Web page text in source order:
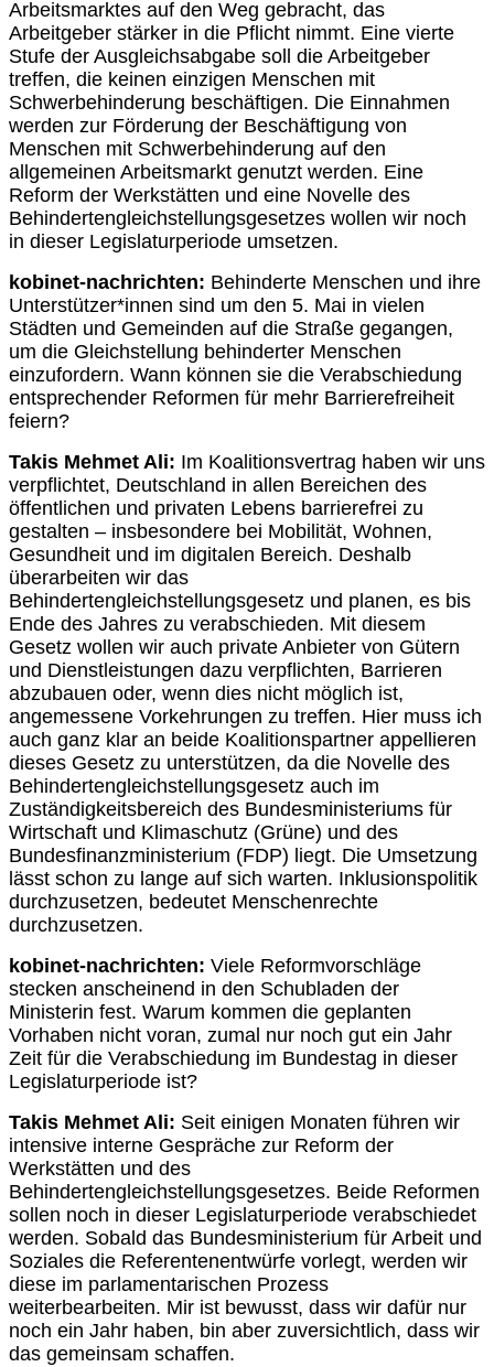
Arbeitsmarktes auf den Weg gebracht, das
Arbeitgeber stärker in die Pflicht nimmt. Eine vierte
Stufe der Ausgleichsabgabe soll die Arbeitgeber
treffen, die keinen einzigen Menschen mit
Schwerbehinderung beschäftigen. Die Einnahmen
werden zur Förderung der Beschäftigung von
Menschen mit Schwerbehinderung auf den
allgemeinen Arbeitsmarkt genutzt werden. Eine
Reform der Werkstätten und eine Novelle des
Behindertengleichstellungsgesetzes wollen wir noch
in dieser Legislaturperiode umsetzen.
kobinet-nachrichten: Behinderte Menschen und ihre
Unterstützer*innen sind um den 5. Mai in vielen
Städten und Gemeinden auf die Straße gegangen,
um die Gleichstellung behinderter Menschen
einzufordern. Wann können sie die Verabschiedung
entsprechender Reformen für mehr Barrierefreiheit
feiern?
Takis Mehmet Ali: Im Koalitionsvertrag haben wir uns
verpflichtet, Deutschland in allen Bereichen des
öffentlichen und privaten Lebens barrierefrei zu
gestalten – insbesondere bei Mobilität, Wohnen,
Gesundheit und im digitalen Bereich. Deshalb
überarbeiten wir das
Behindertengleichstellungsgesetz und planen, es bis
Ende des Jahres zu verabschieden. Mit diesem
Gesetz wollen wir auch private Anbieter von Gütern
und Dienstleistungen dazu verpflichten, Barrieren
abzubauen oder, wenn dies nicht möglich ist,
angemessene Vorkehrungen zu treffen. Hier muss ich
auch ganz klar an beide Koalitionspartner appellieren
dieses Gesetz zu unterstützen, da die Novelle des
Behindertengleichstellungsgesetz auch im
Zuständigkeitsbereich des Bundesministeriums für
Wirtschaft und Klimaschutz (Grüne) und des
Bundesfinanzministerium (FDP) liegt. Die Umsetzung
lässt schon zu lange auf sich warten. Inklusionspolitik
durchzusetzen, bedeutet Menschenrechte
durchzusetzen.
kobinet-nachrichten: Viele Reformvorschläge
stecken anscheinend in den Schubladen der
Ministerin fest. Warum kommen die geplanten
Vorhaben nicht voran, zumal nur noch gut ein Jahr
Zeit für die Verabschiedung im Bundestag in dieser
Legislaturperiode ist?
Takis Mehmet Ali: Seit einigen Monaten führen wir
intensive interne Gespräche zur Reform der
Werkstätten und des
Behindertengleichstellungsgesetzes. Beide Reformen
sollen noch in dieser Legislaturperiode verabschiedet
werden. Sobald das Bundesministerium für Arbeit und
Soziales die Referentenentwürfe vorlegt, werden wir
diese im parlamentarischen Prozess
weiterbearbeiten. Mir ist bewusst, dass wir dafür nur
noch ein Jahr haben, bin aber zuversichtlich, dass wir
das gemeinsam schaffen.